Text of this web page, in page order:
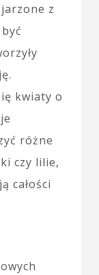
z
kwiaty o
różne
czy lilie,
całości